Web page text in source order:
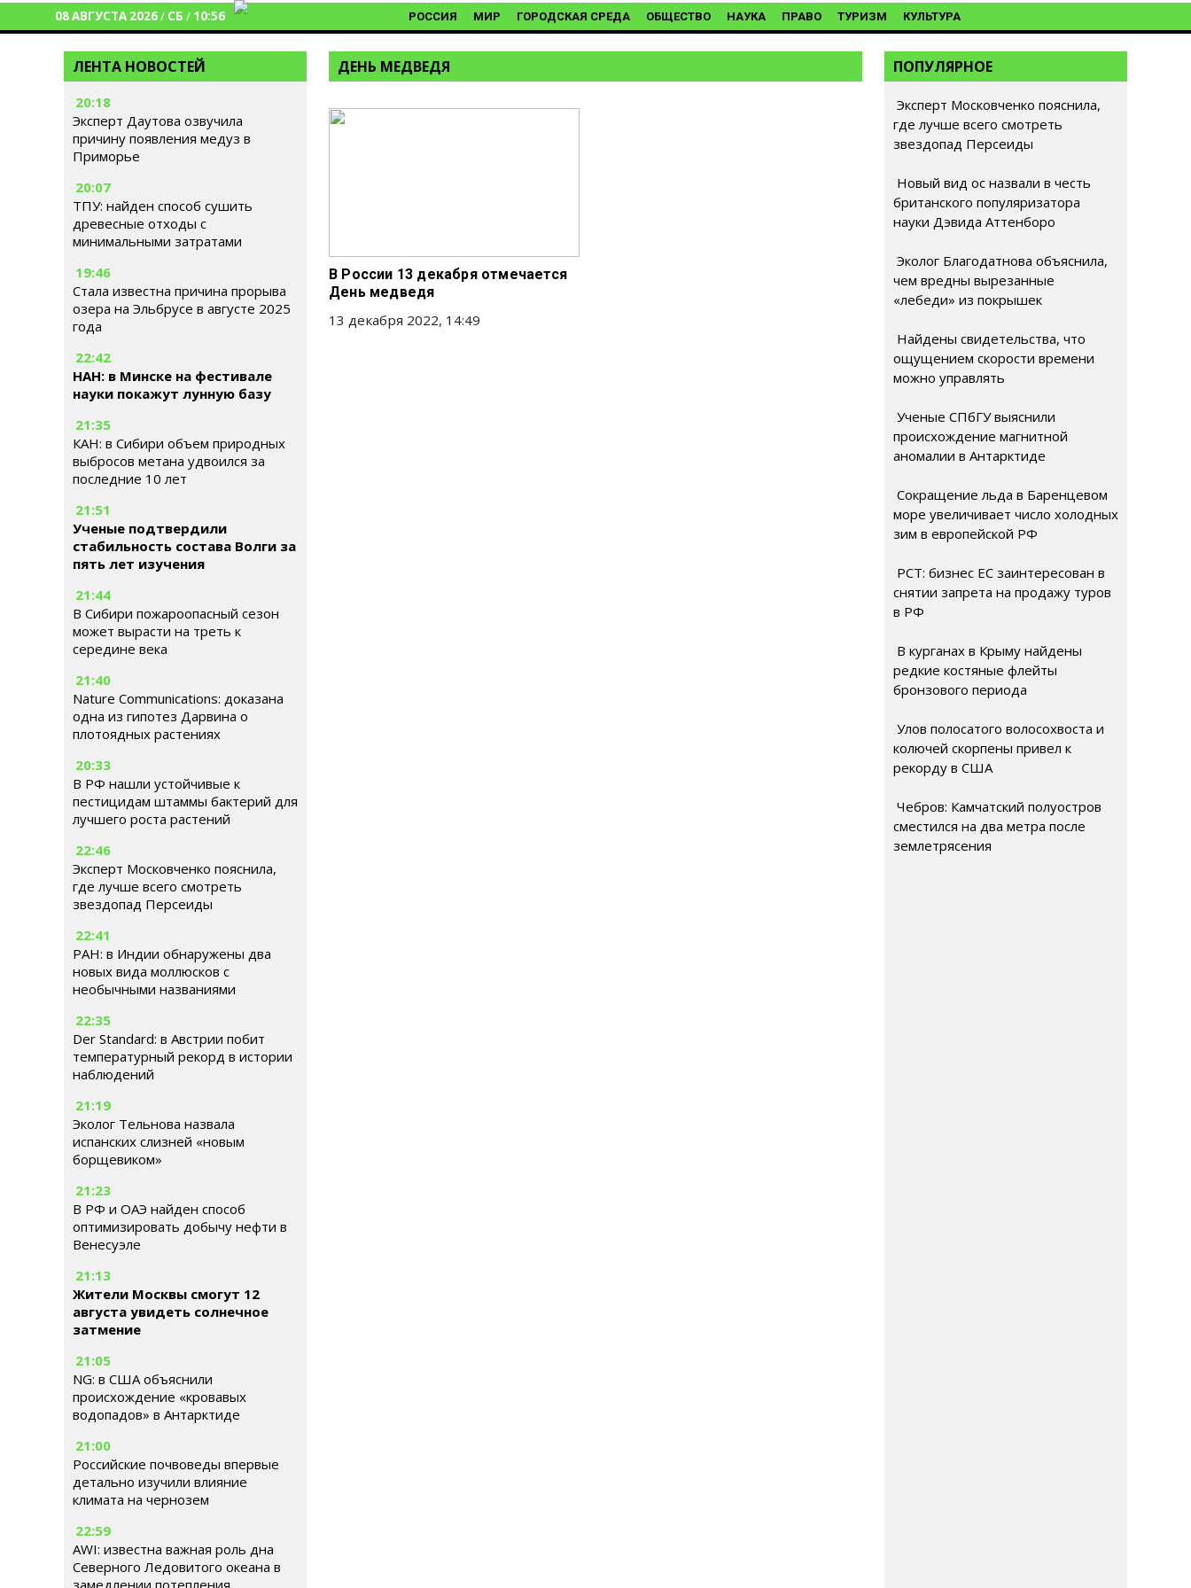
08 АВГУСТА 2026/ СБ / 10:56 РОССИЯ МИР ГОРОДСКАЯ СРЕДА ОБЩЕСТВО НАУКА ПРАВО ТУРИЗМ КУЛЬТУРА
ЛЕНТА НОВОСТЕЙ
20:18
Эксперт Даутова озвучила
причину появления медуз в
Приморье
20:07
ТПУ: найден способ сушить
древесные отходы с
минимальными затратами
19:46
Стала известна причина прорыва
озера на Эльбрусе в августе 2025
года
22:42
НАН: в Минске на фестивале
науки покажут лунную базу
21:35
КАН: в Сибири объем природных
выбросов метана удвоился за
последние 10 лет
21:51
Ученые подтвердили
стабильность состава Волги за
пять лет изучения
21:44
В Сибири пожароопасный сезон
может вырасти на треть к
середине века
21:40
Nature Communications: доказана
одна из гипотез Дарвина о
плотоядных растениях
20:33
В РФ нашли устойчивые к
пестицидам штаммы бактерий для
лучшего роста растений
22:46
Эксперт Московченко пояснила,
где лучше всего смотреть
звездопад Персеиды
22:41
РАН: в Индии обнаружены два
новых вида моллюсков с
необычными названиями
22:35
Der Standard: в Австрии побит
температурный рекорд в истории
наблюдений
21:19
Эколог Тельнова назвала
испанских слизней «новым
борщевиком»
21:23
В РФ и ОАЭ найден способ
оптимизировать добычу нефти в
Венесуэле
21:13
Жители Москвы смогут 12
августа увидеть солнечное
затмение
21:05
NG: в США объяснили
происхождение «кровавых
водопадов» в Антарктиде
21:00
Российские почвоведы впервые
детально изучили влияние
климата на чернозем
22:59
AWI: известна важная роль дна
Северного Ледовитого океана в
замедлении потепления
ДЕНЬ МЕДВЕДЯ
В России 13 декабря отмечается
День медведя
13 декабря 2022, 14:49
ПОПУЛЯРНОЕ
Эксперт Московченко пояснила,
где лучше всего смотреть
звездопад Персеиды
Новый вид ос назвали в честь
британского популяризатора
науки Дэвида Аттенборо
Эколог Благодатнова объяснила,
чем вредны вырезанные
«лебеди» из покрышек
Найдены свидетельства, что
ощущением скорости времени
можно управлять
Ученые СПбГУ выяснили
происхождение магнитной
аномалии в Антарктиде
Сокращение льда в Баренцевом
море увеличивает число холодных
зим в европейской РФ
РСТ: бизнес ЕС заинтересован в
снятии запрета на продажу туров
в РФ
В курганах в Крыму найдены
редкие костяные флейты
бронзового периода
Улов полосатого волосохвоста и
колючей скорпены привел к
рекорду в США
Чебров: Камчатский полуостров
сместился на два метра после
землетрясения